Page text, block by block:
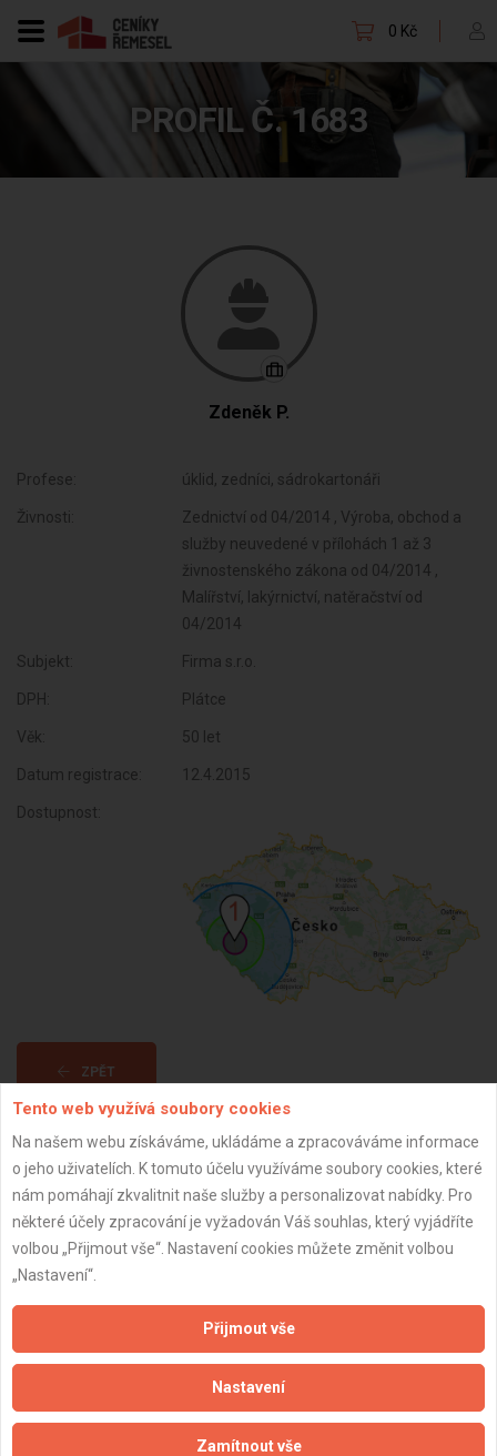
0 Kč
PROFIL Č. 1683
Zdeněk P.
Profese: úklid, zedníci, sádrokartonáři
Živnosti:
Zednictví od 04/2014 , Výroba, obchod a
služby neuvedené v přílohách 1 až 3
živnostenského zákona od 04/2014 ,
Malířství, lakýrnictví, natěračství od
04/2014
Subjekt: Firma s.r.o.
DPH: Plátce
Věk: 50 let
Datum registrace: 12.4.2015
Dostupnost:
ZPĚT
Aktualizováno z portálu ARES dne 01.01.2024 00:00:10
Naše firmy a řemeslníci
Zpracování a ochrana osobních údajů
Zásady pro používání souborů cookie
Tento web využívá soubory cookies
Na našem webu získáváme, ukládáme a zpracováváme informace
o jeho uživatelích. K tomuto účelu využíváme soubory cookies, které
nám pomáhají zkvalitnit naše služby a personalizovat nabídky. Pro
některé účely zpracování je vyžadován Váš souhlas, který vyjádříte
volbou „Přijmout vše“. Nastavení cookies můžete změnit volbou
„Nastavení“.
Přijmout vše
Nastavení
Zamítnout vše